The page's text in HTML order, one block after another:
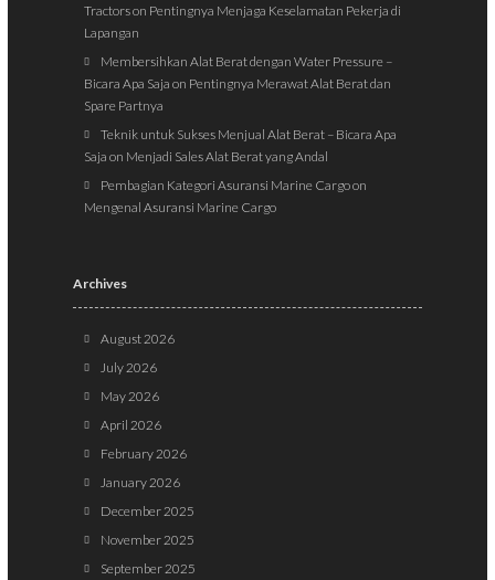
Tractorson Pentingnya Menjaga Keselamatan Pekerja di
Lapangan
Membersihkan Alat Berat dengan Water Pressure –
Bicara Apa Saja on Pentingnya Merawat Alat Berat dan
Spare Partnya
Teknik untuk Sukses Menjual Alat Berat – Bicara Apa
Saja on Menjadi Sales Alat Berat yang Andal
Pembagian Kategori Asuransi Marine Cargoon
Mengenal Asuransi Marine Cargo
Archives
August 2026
July 2026
May 2026
April 2026
February 2026
January 2026
December 2025
November 2025
September 2025